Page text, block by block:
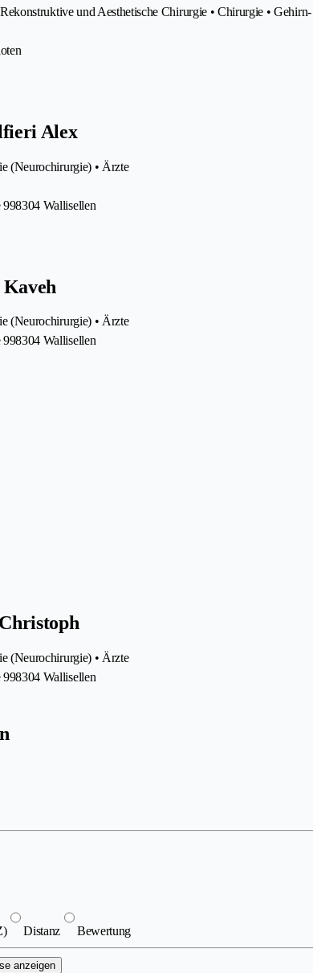
und Aesthetische Chirurgie • Chirurgie •
Alex
(Neurochirurgie) • Ärzte
998304 Wallisellen
(Neurochirurgie) • Ärzte
998304 Wallisellen
(Neurochirurgie) • Ärzte
998304 Wallisellen
Distanz Bewertung
anzeigen